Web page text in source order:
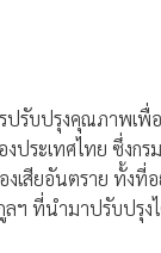
รับปรุงคุณภาพเพื่
ประเทศไทย ซึ่งก
เสียอันตราย ทั้ง
ที่นำมาปรับปรุงไ